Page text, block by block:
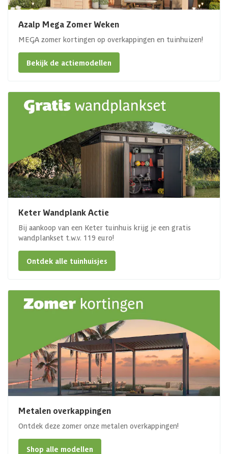
Azalp Mega Zomer Weken
MEGA zomer kortingen op overkappingen en tuinhuizen!
Bekijk de actiemodellen
Keter Wandplank Actie
Bij aankoop van een Keter tuinhuis krijg je een gratis
wandplankset t.w.v. 119 euro!
Ontdek alle tuinhuisjes
Metalen overkappingen
Ontdek deze zomer onze metalen overkappingen!
Shop alle modellen